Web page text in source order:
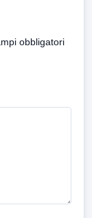
obbligatori